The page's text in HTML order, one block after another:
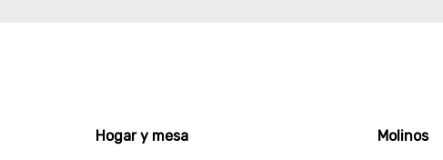
de
productos de cocina
en donde tenemos todo tipo
Hogar y mesa Molinos